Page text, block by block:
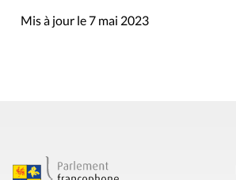
Mis à jour le 7 mai 2023